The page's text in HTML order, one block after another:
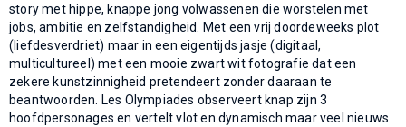
story met hippe, knappe jong volwassenen die worstelen met
jobs, ambitie en zelfstandigheid. Met een vrij doordeweeks plot
(liefdesverdriet) maar in een eigentijds jasje (digitaal,
multicultureel) met een mooie zwart wit fotografie dat een
zekere kunstzinnigheid pretendeert zonder daaraan te
beantwoorden. Les Olympiades observeert knap zijn 3
hoofdpersonages en vertelt vlot en dynamisch maar veel nieuws